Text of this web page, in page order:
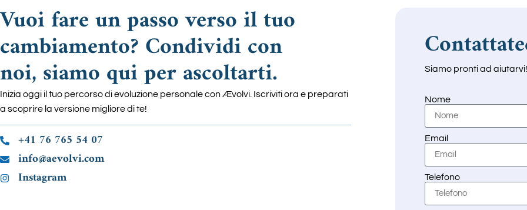
Vuoi fare un passo verso il tuo
cambiamento? Condividi con
noi, siamo qui per ascoltarti.
Inizia oggi il tuo percorso di evoluzione personale con Ævolvi. Iscriviti ora e preparati
a scoprire la versione migliore di te!
+41 76 765 54 07
info@aevolvi.com
Instagram
Siamo pronti ad aiutarvi!
Nome
Email
Telefono